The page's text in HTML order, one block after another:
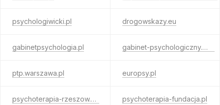
psychologiwicki.pl drogowskazy.eu
gabinetpsychologia.pl gabinet-psychologiczny.info
ptp.warszawa.pl europsy.pl
psychoterapia-rzeszow.eu psychoterapia-fundacja.pl